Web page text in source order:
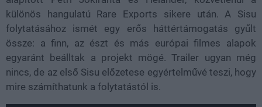
különös hangulatú Rare Exports sikere után. A Sisu
folytatásához ismét egy erős háttértámogatás gyűlt
össze: a finn, az észt és más európai filmes alapok
egyaránt beálltak a projekt mögé. Trailer ugyan még
nincs, de az első Sisu előzetese egyértelművé teszi, hogy
mire számíthatunk a folytatástól is.